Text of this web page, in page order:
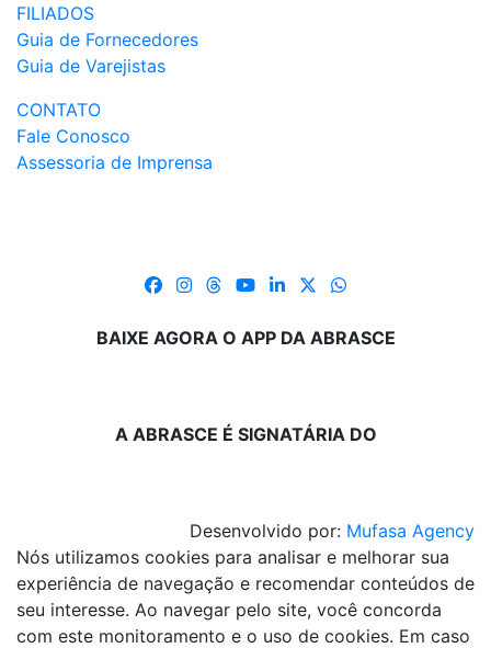
FILIADOS
Guia de Fornecedores
Guia de Varejistas
CONTATO
Fale Conosco
Assessoria de Imprensa
BAIXE AGORA O APP DA ABRASCE
A ABRASCE É SIGNATÁRIA DO
Desenvolvido por: Mufasa Agency
Nós utilizamos cookies para analisar e melhorar sua
experiência de navegação e recomendar conteúdos de
seu interesse. Ao navegar pelo site, você concorda
com este monitoramento e o uso de cookies. Em caso